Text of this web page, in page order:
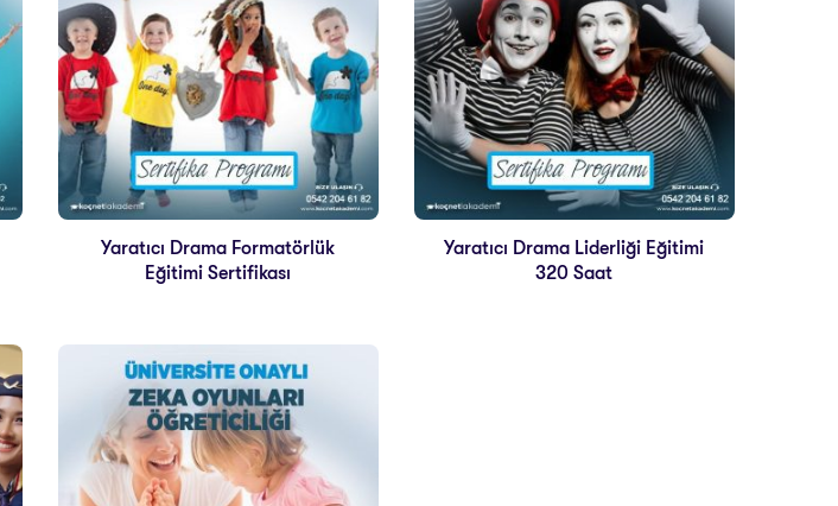
Yaratıcı Drama Formatörlük
Eğitimi Sertifikası
Yaratıcı Drama Liderliği Eğitimi
320 Saat